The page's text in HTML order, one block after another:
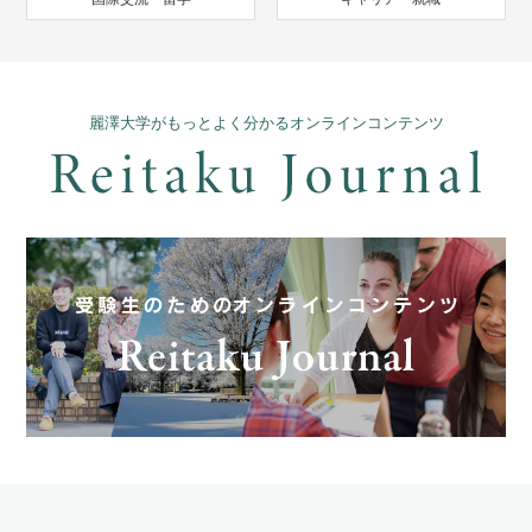
麗澤大学がもっとよく分かるオンラインコンテンツ